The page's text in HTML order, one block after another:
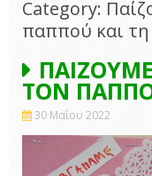
Category:
παππού και τη
ΤΟΝ
30 Μαΐου 2022